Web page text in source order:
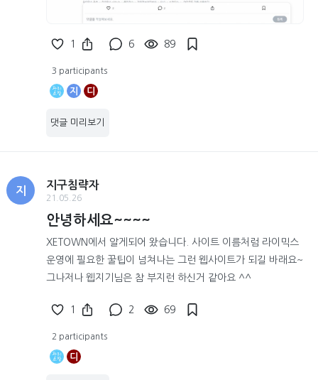
1 6 89
3 participants
지 디
댓글 미리보기
지
지구침략자
21.05.26
안녕하세요~~~~
XETOWN에서 알게되어 왔습니다. 사이트 이름처럼 라이믹스
운영에 필요한 꿀팁이 넘쳐나는 그런 웹사이트가 되길 바래요~
그나저나 웹지기님은 참 부지런 하신거 같아요 ^^
1 2 69
2 participants
디